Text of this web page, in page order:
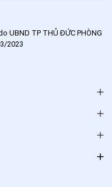
UBND TP THỦ ĐỨC PHÒNG
2023